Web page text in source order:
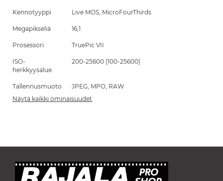
Kennotyyppi Live MOS, MicroFourThirds
Megapikseliä 16,1
Prosessori TruePic VII
ISO-
herkkyysalue
200-25600 (100-25600)
Tallennusmuoto
JPEG, MPO, RAW
Näytä kaikki ominaisuudet